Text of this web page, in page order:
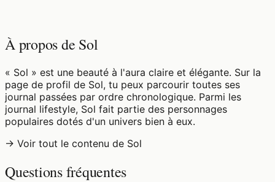
À propos de Sol
« Sol » est une beauté à l'aura claire et élégante. Sur la
page de profil de Sol, tu peux parcourir toutes ses
journal passées par ordre chronologique. Parmi les
journal lifestyle, Sol fait partie des personnages
populaires dotés d'un univers bien à eux.
→ Voir tout le contenu de Sol
Questions fréquentes